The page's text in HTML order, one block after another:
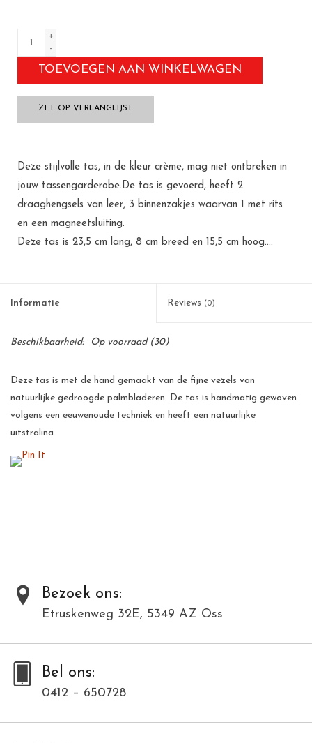
+
-
TOEVOEGEN AAN WINKELWAGEN
ZET OP VERLANGLIJST
Deze stijlvolle tas, in de kleur crème, mag niet ontbreken in
jouw tassengarderobe.De tas is gevoerd, heeft 2
draaghengsels van leer, 3 binnenzakjes waarvan 1 met rits
en een magneetsluiting.
Deze tas is 23,5 cm lang, 8 cm breed en 15,5 cm hoog....
Informatie Reviews (0)
Beschikbaarheid: Op voorraad(30)
Deze tas is met de hand gemaakt van de fijne vezels van
natuurlijke gedroogde palmbladeren. De tas is handmatig gewoven
volgens een eeuwenoude techniek en heeft een natuurlijke
uitstraling.
Deze palmbladeren zijn een goede bron van inkomsten voor de
Bezoek ons:
Etruskenweg 32E, 5349 AZ Oss
Bel ons:
0412 – 650728